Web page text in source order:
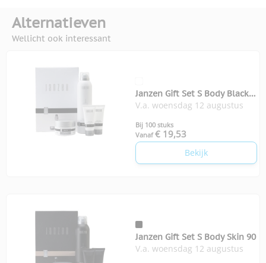
Alternatieven
Wellicht ook interessant
Janzen Gift Set S Body Black
22
V.a. woensdag 12 augustus
Bij 100 stuks
Vanaf € 19,53
Bekijk
Janzen Gift Set S Body Skin 90
V.a. woensdag 12 augustus